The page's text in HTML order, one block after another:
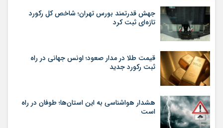
جهش قدرتمند بورس تهران؛ شاخص کل رکورد
تازه‌ای ثبت کرد
قیمت طلا در مدار صعود؛ اونس جهانی در راه
ثبت رکورد جدید
هشدار هواشناسی به این استان‌ها؛ طوفان در راه
است